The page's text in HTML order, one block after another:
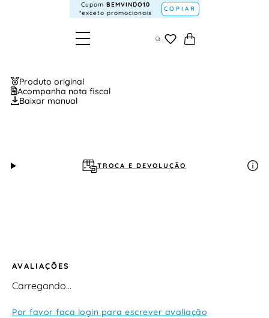
Cupom BEMVINDO10
*exceto promocionais
COPIAR
Produto original
Acompanha nota fiscal
Baixar manual
TROCA E DEVOLUÇÃO
AVALIAÇÕES
Carregando…
Por favor faça login para escrever avaliação